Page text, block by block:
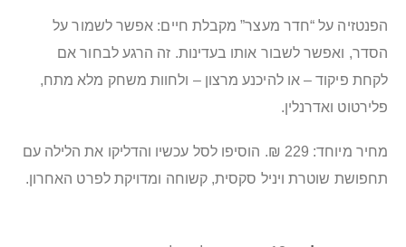
הפנטזיה על “חדר מעצר” מקבלת חיים: אפשר לשמור על
הסדר, ואפשר לשבור אותו בעדינות. זה הרגע לבחור אם
לקחת פיקוד – או להיכנע מרצון – ולחוות משחק מלא מתח,
פלירטוט ואדרנלין.
מחיר מיוחד: 229 ₪. הוסיפו לסל עכשיו והדליקו את הלילה עם
תחפושת שוטרת ויניל סקסית, קשוחה ומדויקת לפרט האחרון.